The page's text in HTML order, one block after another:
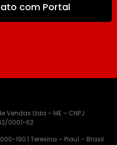
com Portal
Vendas Ltda – ME – CNPJ:
0001-62
190 | Teresina – Piauí – Brasil.